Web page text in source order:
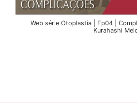
Web série Otoplastia | Ep04 |
Kurahashi